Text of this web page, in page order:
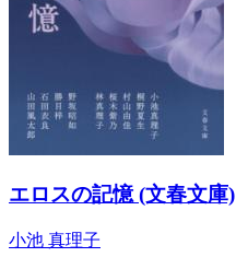
エロスの記憶 (文春文庫)
小池 真理子